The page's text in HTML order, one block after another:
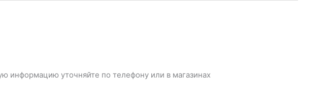
информацию уточняйте по телефону или в магазинах